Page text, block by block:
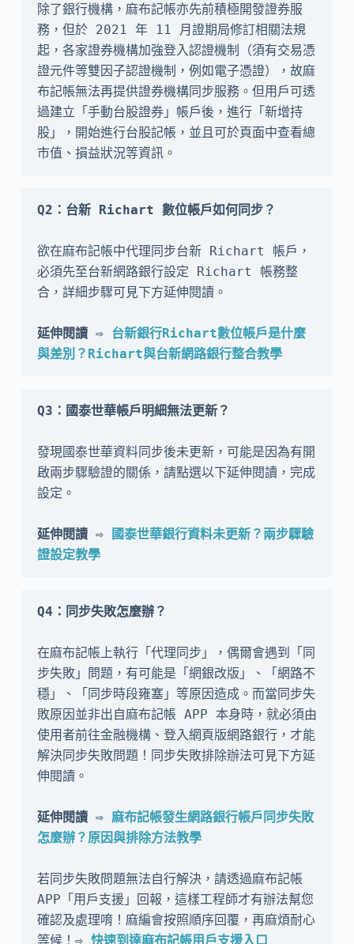
除了銀行機構，麻布記帳亦先前積極開發證券服
務，但於 2021 年 11 月證期局修訂相關法規
起，各家證券機構加強登入認證機制（須有交易憑
證元件等雙因子認證機制，例如電子憑證），故麻
布記帳無法再提供證券機構同步服務。但用戶可透
過建立「手動台股證券」帳戶後，進行「新增持
股」，開始進行台股記帳，並且可於頁面中查看總
市值、損益狀況等資訊。
Q2：台新 Richart 數位帳戶如何同步？
欲在麻布記帳中代理同步台新 Richart 帳戶，
必須先至台新網路銀行設定 Richart 帳務整
合，詳細步驟可見下方延伸閱讀。
延伸閱讀 ⇨ 台新銀行Richart數位帳戶是什麼
與差別？Richart與台新網路銀行整合教學
Q3：國泰世華帳戶明細無法更新？
發現國泰世華資料同步後未更新，可能是因為有開
啟兩步驟驗證的關係，請點選以下延伸閱讀，完成
設定。
延伸閱讀 ⇨
國泰世華銀行資料未更新？兩步驟驗
證設定教學
Q4：同步失敗怎麼辦？
在麻布記帳上執行「代理同步」，偶爾會遇到「同
步失敗」問題，有可能是「網銀改版」、「網路不
穩」、「同步時段雍塞」等原因造成。而當同步失
敗原因並非出自麻布記帳 APP 本身時，就必須由
使用者前往金融機構、登入網頁版網路銀行，才能
解決同步失敗問題！同步失敗排除辦法可見下方延
伸閱讀。
延伸閱讀 ⇨ 麻布記帳發生網路銀行帳戶同步失敗
怎麼辦？原因與排除方法教學
若同步失敗問題無法自行解決，請透過麻布記帳
APP「用戶支援」回報，這樣工程師才有辦法幫您
確認及處理唷！麻編會按照順序回覆，再麻煩耐心
等候！ ⇨ 快速到達麻布記帳用戶支援入口